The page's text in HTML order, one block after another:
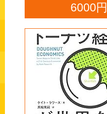
6000円